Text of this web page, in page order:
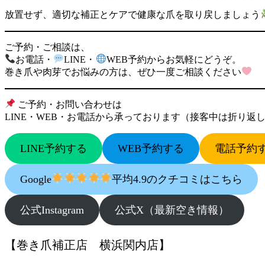
放置せず、適切な補正とケアで健康な爪を取り戻しましょう
ご予約・ご相談は、
お電話・
LINE・
WEB予約からお気軽にどうぞ。
巻き爪や肉芽でお悩みの方は、ぜひ一度ご相談ください
ご予約・お問い合わせは
LINE・WEB・お電話から承っております（接客中は折り返し
LINE予約する WEB予約する 電話予約
Google 平均4.9のクチコミはこちら
公式Instagram 公式X（最新空き情報）
【巻き爪補正店 横浜関内店】